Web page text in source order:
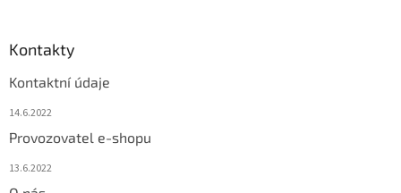
Kontakty
Kontaktní údaje
14.6.2022
Provozovatel e-shopu
13.6.2022